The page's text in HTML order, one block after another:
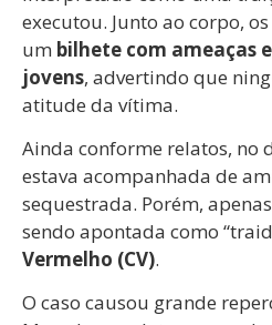
executou. Junto ao corpo,
um bilhete com ameaças
jovens, advertindo que
atitude da vítima.
Ainda conforme relatos, no
estava acompanhada de
sequestrada. Porém,
sendo apontada como
Vermelho (CV).
O caso causou grande